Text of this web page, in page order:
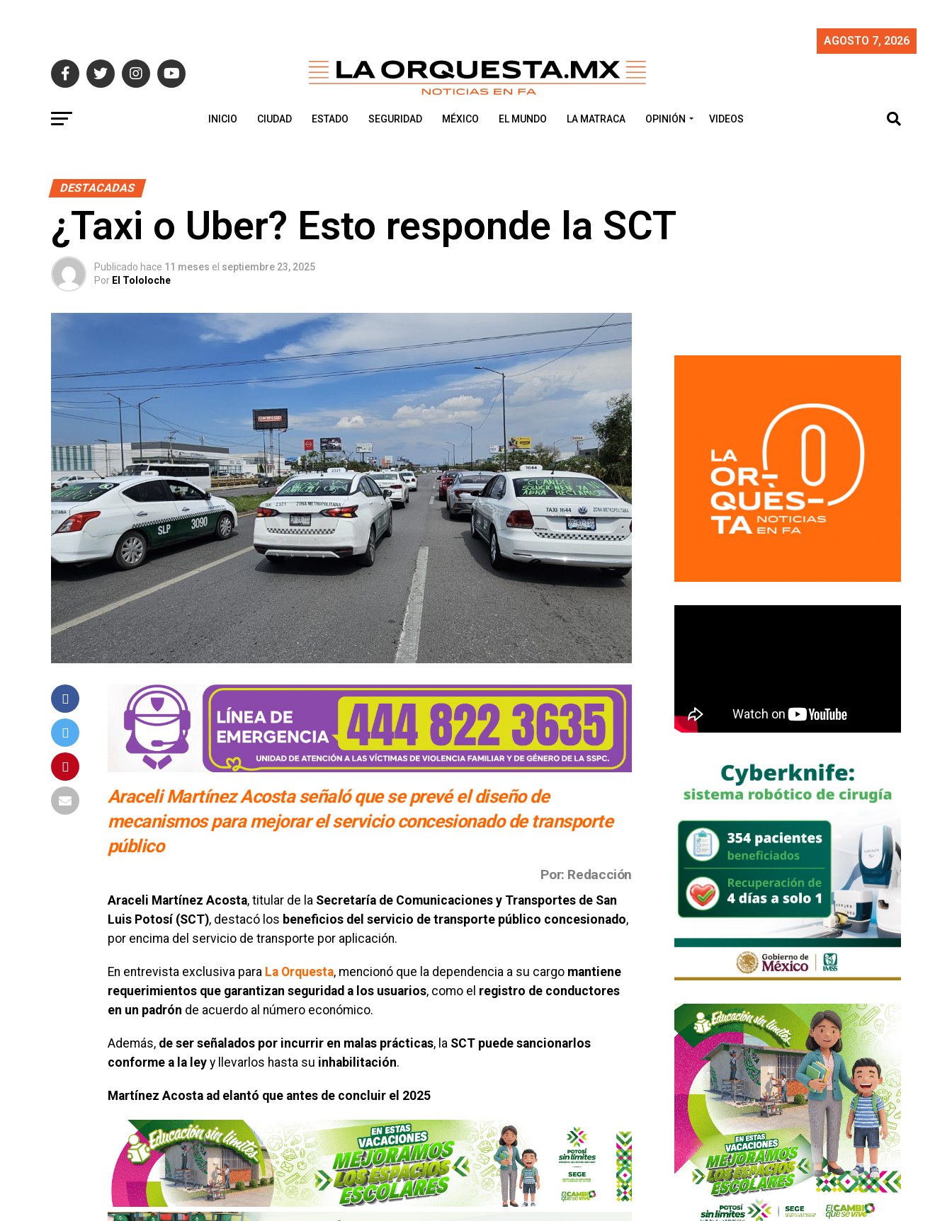
AGOSTO 7, 2026
INICIO CIUDAD ESTADO SEGURIDAD MÉXICO EL MUNDO LA MATRACA OPINIÓN VIDEOS
DESTACADAS
¿Taxi o Uber? Esto responde la SCT
Publicado hace 11 meses el septiembre 23, 2025
Por El Tololoche
Araceli Martínez Acosta señaló que se prevé el diseño de
mecanismos para mejorar el servicio concesionado de transporte
público
Por: Redacción
Araceli Martínez Acosta, titular de la Secretaría de Comunicaciones y Transportes de San
Luis Potosí (SCT), destacó los beneficios del servicio de transporte público concesionado,
por encima del servicio de transporte por aplicación.
En entrevista exclusiva para La Orquesta, mencionó que la dependencia a su cargo mantiene
requerimientos que garantizan seguridad a los usuarios, como el registro de conductores
en un padrón de acuerdo al número económico.
Además, de ser señalados por incurrir en malas prácticas, la SCT puede sancionarlos
conforme a la ley y llevarlos hasta su inhabilitación.
Martínez Acosta ad elantó que antes de concluir el 2025